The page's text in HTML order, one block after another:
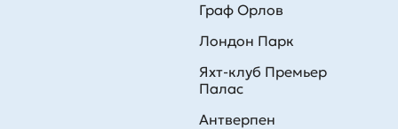
Граф Орлов
Лондон Парк
Яхт-клуб Премьер
Палас
Антверпен